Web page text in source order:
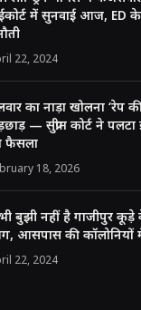
में सुनवाई आज, ED
22, 2024
का नाड़ा खोलना ‘रेप
— सुप्रीम कोर्ट ने पलटा
फैसला
18, 2026
बुझी नहीं है गाजीपुर कूड़े
आसपास की
22, 2024